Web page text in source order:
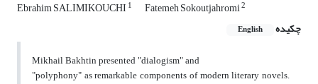
Ebrahim SALIMIKOUCHI 1 Fatemeh Sokoutjahromi2
چکیده English
Mikhail Bakhtin presented "dialogism" and
"polyphony" as remarkable components of modern literary novels.